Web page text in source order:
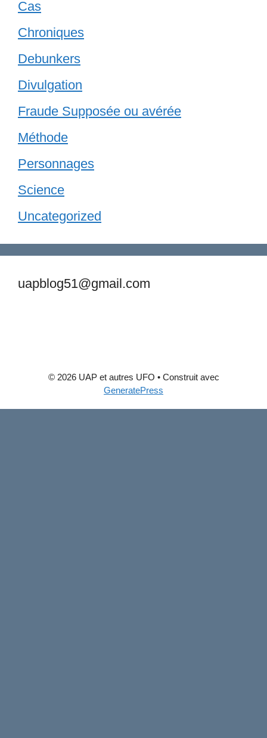
Cas
Chroniques
Debunkers
Divulgation
Fraude Supposée ou avérée
Méthode
Personnages
Science
Uncategorized
uapblog51@gmail.com
© 2026 UAP et autres UFO • Construit avec
GeneratePress